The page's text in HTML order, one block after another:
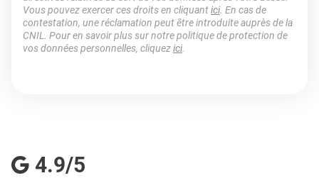
Vous pouvez exercer ces droits en cliquantici. En cas de
contestation, une réclamation peut être introduite auprès de la
CNIL. Pour en savoir plus sur notre politique de protection de
vos données personnelles, cliquezici.
4.9/5